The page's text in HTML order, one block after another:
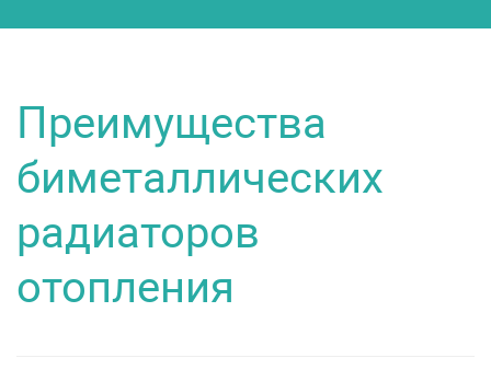
Преимущества
биметаллических
радиаторов
отопления